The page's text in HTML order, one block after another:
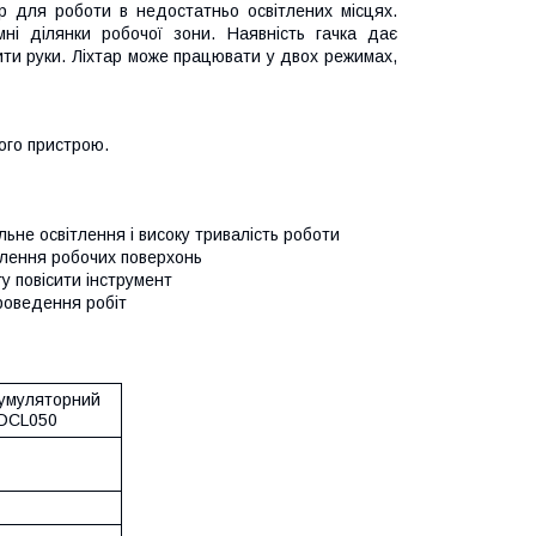
для роботи в недостатньо освітлених місцях.
ділянки робочої зони. Наявність гачка дає
руки. Ліхтар може працювати у двох режимах,
пристрою.
освітлення і високу тривалість роботи
робочих поверхонь
інструмент
робіт